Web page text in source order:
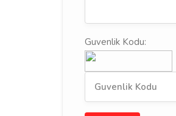
Guvenlik Kodu: